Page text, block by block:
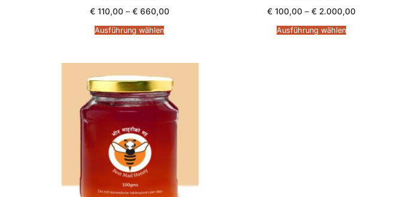
€110,00 – €660,00Preisspanne:
Ausführung wählen
€ 100,00 – € 2.000,00
Ausführung wählen